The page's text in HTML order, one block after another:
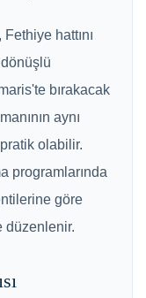
hattını
bırakacak
aynı
olabilir.
programlarında
göre
düzenlenir.